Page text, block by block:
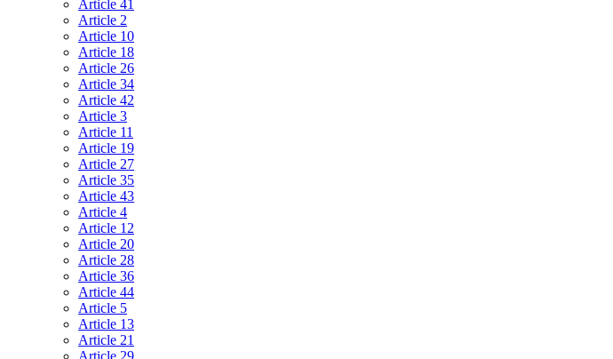
Article 41
Article 2
Article 10
Article 18
Article 26
Article 34
Article 42
Article 3
Article 11
Article 19
Article 27
Article 35
Article 43
Article 4
Article 12
Article 20
Article 28
Article 36
Article 44
Article 5
Article 13
Article 21
Article 29